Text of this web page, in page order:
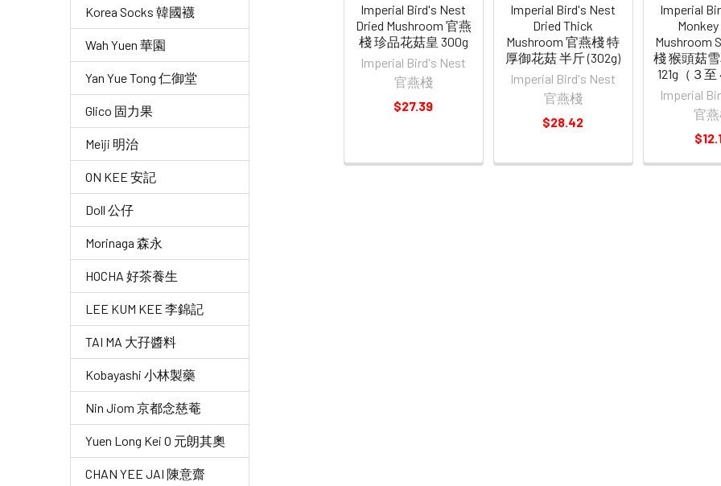
Korea Socks 韓國襪
Wah Yuen 華園
Yan Yue Tong 仁御堂
Glico 固力果
Meiji 明治
ON KEE 安記
Doll 公仔
Morinaga 森永
HOCHA 好茶養生
LEE KUM KEE 李錦記
TAI MA 大孖醬料
Kobayashi 小林製藥
Nin Jiom 京都念慈菴
Yuen Long Kei O 元朗其奧
CHAN YEE JAI 陳意齋
Imperial Bird's Nest
Dried Mushroom 官燕
棧 珍品花菇皇 300g
Imperial Bird's Nest
官燕棧
$27.39
Imperial Bird's Nest
Dried Thick
Mushroom 官燕棧 特
厚御花菇 半斤 (302g)
Imperial Bird's Nest
官燕棧
$28.42
Imperial
Monkey
Mushroom
棧 猴頭菇
121g（３至
Imperial
官